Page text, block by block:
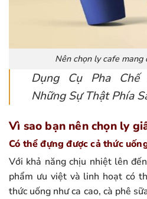
Nên chọn ly cafe mang
Dụng Cụ Pha Chế
Những Sự Thật Phía
Vì sao bạn nên chọn ly
Có thể đựng được cả thức
Với khả năng chịu nhiệt lên
phẩm ưu việt và linh hoạt có
thức uống như ca cao, cà phê